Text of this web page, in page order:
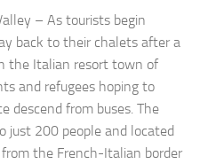
– As tourists begin
back to their chalets after a
the Italian resort town of
and refugees hoping to
descend from buses. The
just 200 people and located
the French-Italian border